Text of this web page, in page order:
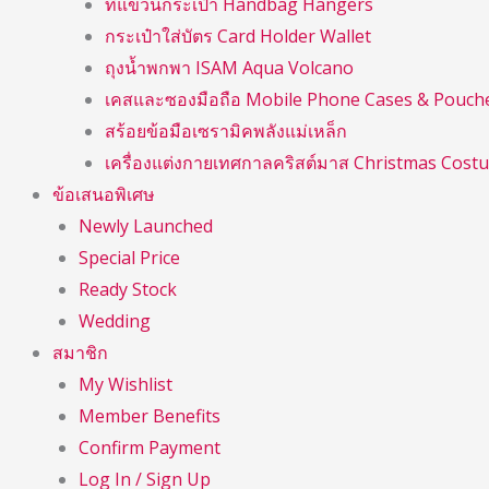
กระเป๋าใส่บัตร Card Holder Wallet
ถุงน้ำพกพา ISAM Aqua Volcano
เคสและซองมือถือ Mobile Phone Cases &
สร้อยข้อมือเซรามิคพลังแม่เหล็ก
เครื่องแต่งกายเทศกาลคริสต์มาส Christmas
ข้อเสนอพิเศษ
Newly Launched
Special Price
Ready Stock
Wedding
สมาชิก
My Wishlist
Member Benefits
Confirm Payment
Log In / Sign Up